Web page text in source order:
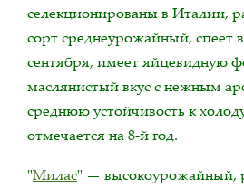
селекционированы в Италии,
сорт среднеурожайный, спеет
сентября, имеет яйцевидную
маслянистый вкус с нежным
среднюю устойчивость к
отмечается на 8-й год.
"Милас" — высокоурожайный,